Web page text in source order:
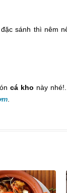
sánh thì nêm
cá kho này